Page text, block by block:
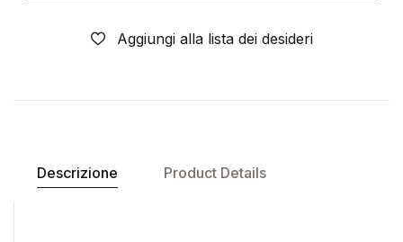
Aggiungi alla lista dei desideri
Descrizione Product Details